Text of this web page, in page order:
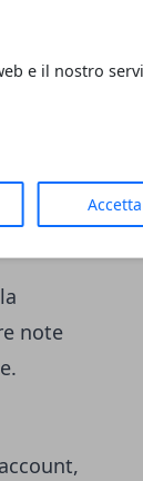
e il nostro
note